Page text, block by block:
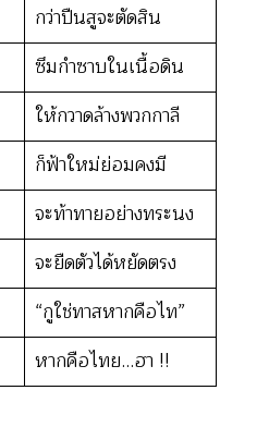
กว่าปืนสูจะตัดสิน
ซึมกำซาบในเนื้อดิน
ให้กวาดล้างพวกกาลี
ก็ฟ้าใหม่ย่อมคงมี
จะท้าทายอย่างทระนง
จะยืดตัวได้หยัดตรง
“กูใช่ทาสหากคือไท”
หากคือไทย…ฮา !!